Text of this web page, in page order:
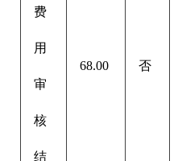
费
用
审
核
结
68.00 否